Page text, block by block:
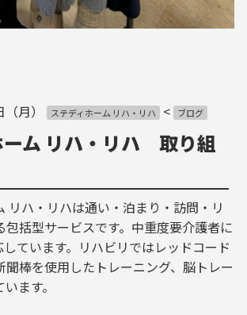
月） ステディホーム リハ・リハ < ブログ
ーム リハ・リハ 取り組
リハ・リハは通い・泊まり・訪問・リ
包括型サービスです。中重度要介護者に
ています。リハビリではレッドコード
聞棒を使用したトレーニング、脳トレー
ます。